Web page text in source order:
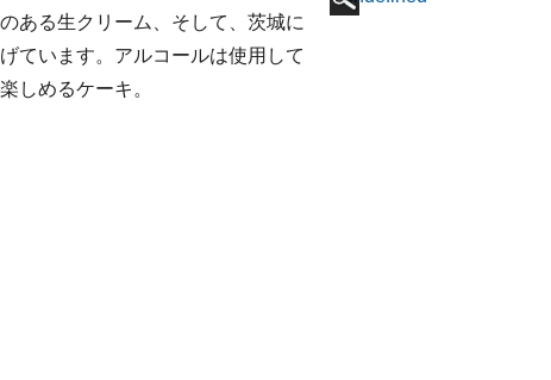
ある生クリーム、そして、茨城に
ています。アルコールは使用して
しめるケーキ。